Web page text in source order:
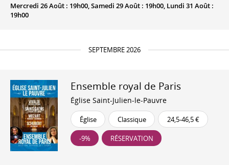
Mercredi 26 Août : 19h00, Samedi 29 Août : 19h00, Lundi 31 Août :
19h00
SEPTEMBRE 2026
Ensemble royal de Paris
Église Saint-Julien-le-Pauvre
Église Classique 24,5-46,5 €
-9% RÉSERVATION